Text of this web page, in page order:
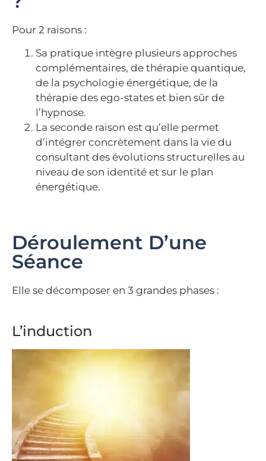
Pour 2 raisons :
Sa pratique intègre plusieurs approches
complémentaires, de thérapie quantique,
de la psychologie énergétique, de la
thérapie des ego-states et bien sûr de
l’hypnose.
La seconde raison est qu’elle permet
d’intégrer concrètement dans la vie du
consultant des évolutions structurelles au
niveau de son identité et sur le plan
énergétique.
Déroulement D’une
Séance
Elle se décomposer en 3 grandes phases :
L’induction